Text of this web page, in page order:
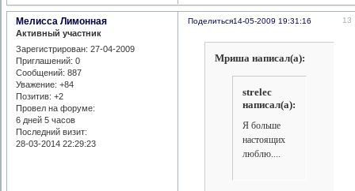
Поделиться 13
14-05-2009 19:31:16
Мелисса Лимонная
Активный участник
Зарегистрирован: 27-04-2009
Приглашений: 0
Сообщений: 887
Уважение: +84
Позитив: +2
Провел на форуме:
6 дней 5 часов
Последний визит:
28-03-2014 22:29:23
Мриша написал(а):
strelec
написал(а):
Я больше
настоящих
люблю....